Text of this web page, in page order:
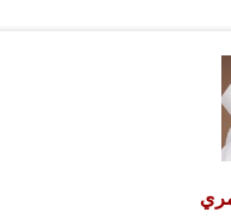
السياسية الاستخباراتية
السوريين والربت على
الشخصيات المكروهة داخل
تستحق كل ذلك الاحتفاء،